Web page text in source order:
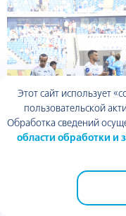
ТЦ Арена
Этот сайт использует
пользовательской
Обработка сведений
области обработки